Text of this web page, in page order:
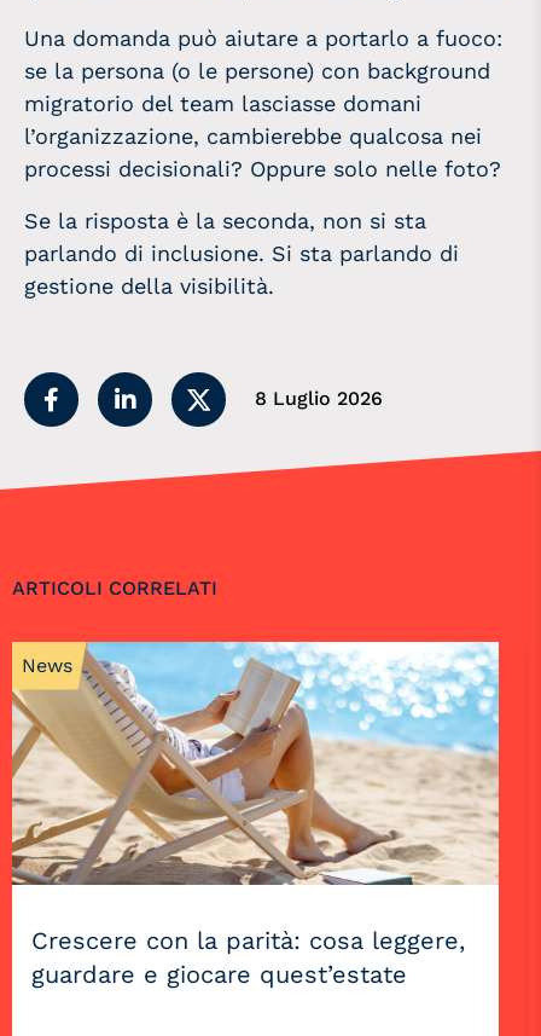
Una domanda può aiutare a portarlo a fuoco:
se la persona (o le persone) con background
migratorio del team lasciasse domani
l’organizzazione, cambierebbe qualcosa nei
processi decisionali? Oppure solo nelle foto?
Se la risposta è la seconda, non si sta
parlando di inclusione. Si sta parlando di
gestione della visibilità.
8 Luglio 2026
ARTICOLI CORRELATI
News
Crescere con la parità: cosa leggere,
guardare e giocare quest’estate